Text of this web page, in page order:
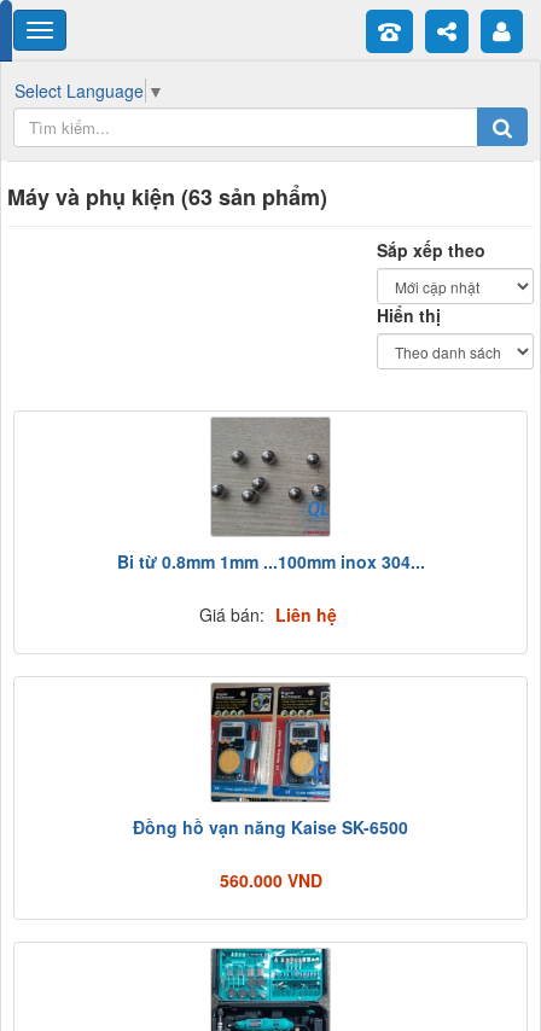
Select Language ▼
Máy và phụ kiện (63 sản phẩm)
Sắp xếp theo
Hiển thị
Bi từ 0.8mm 1mm ...100mm inox 304...
Giá bán: Liên hệ
Đồng hồ vạn năng Kaise SK-6500
560.000 VND